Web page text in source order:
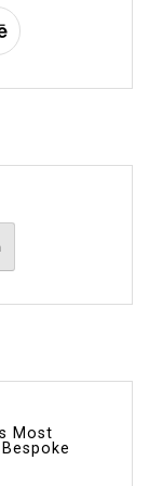
Most